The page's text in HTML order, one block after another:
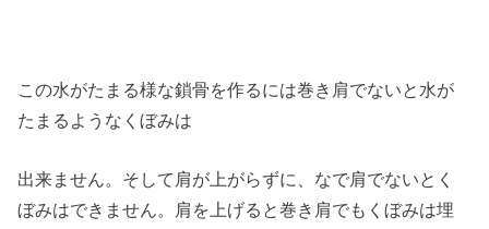
この水がたまる様な鎖骨を作るには巻き肩でないと水が
たまるようなくぼみは
出来ません。そして肩が上がらずに、なで肩でないとく
ぼみはできません。肩を上げると巻き肩でもくぼみは埋